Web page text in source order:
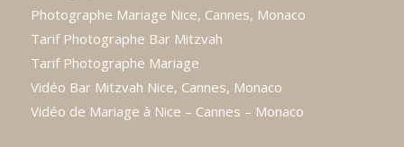
Photographe Mariage Nice, Cannes, Monaco
Tarif Photographe Bar Mitzvah
Tarif Photographe Mariage
Vidéo Bar Mitzvah Nice, Cannes, Monaco
Vidéo de Mariage à Nice – Cannes – Monaco